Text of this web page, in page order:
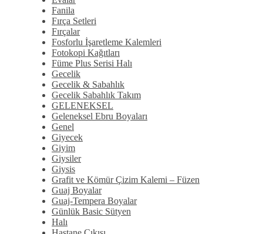
Fanila
Fırça Setleri
Fırçalar
Fosforlu İşaretleme Kalemleri
Fotokopi Kağıtları
Füme Plus Serisi Halı
Gecelik
Gecelik & Sabahlık
Gecelik Sabahlık Takım
GELENEKSEL
Geleneksel Ebru Boyaları
Genel
Giyecek
Giyim
Giysiler
Giysis
Grafit ve Kömür Çizim Kalemi – Füzen
Guaj Boyalar
Guaj-Tempera Boyalar
Günlük Basic Sütyen
Halı